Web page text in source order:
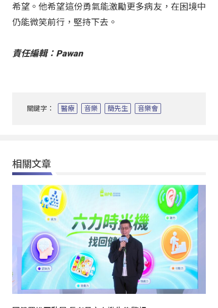
希望。他希望這份勇氣能激勵更多病友，在困境中
仍能微笑前行，堅持下去。
責任編輯：Pawan
關鍵字： 醫療 音樂 簡先生 音樂會
相關文章